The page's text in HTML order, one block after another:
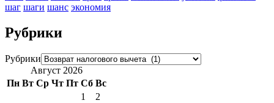
шаг шаги шанс экономия
Рубрики
Рубрики
Август 2026
Пн Вт Ср Чт Пт Сб Вс
1
2